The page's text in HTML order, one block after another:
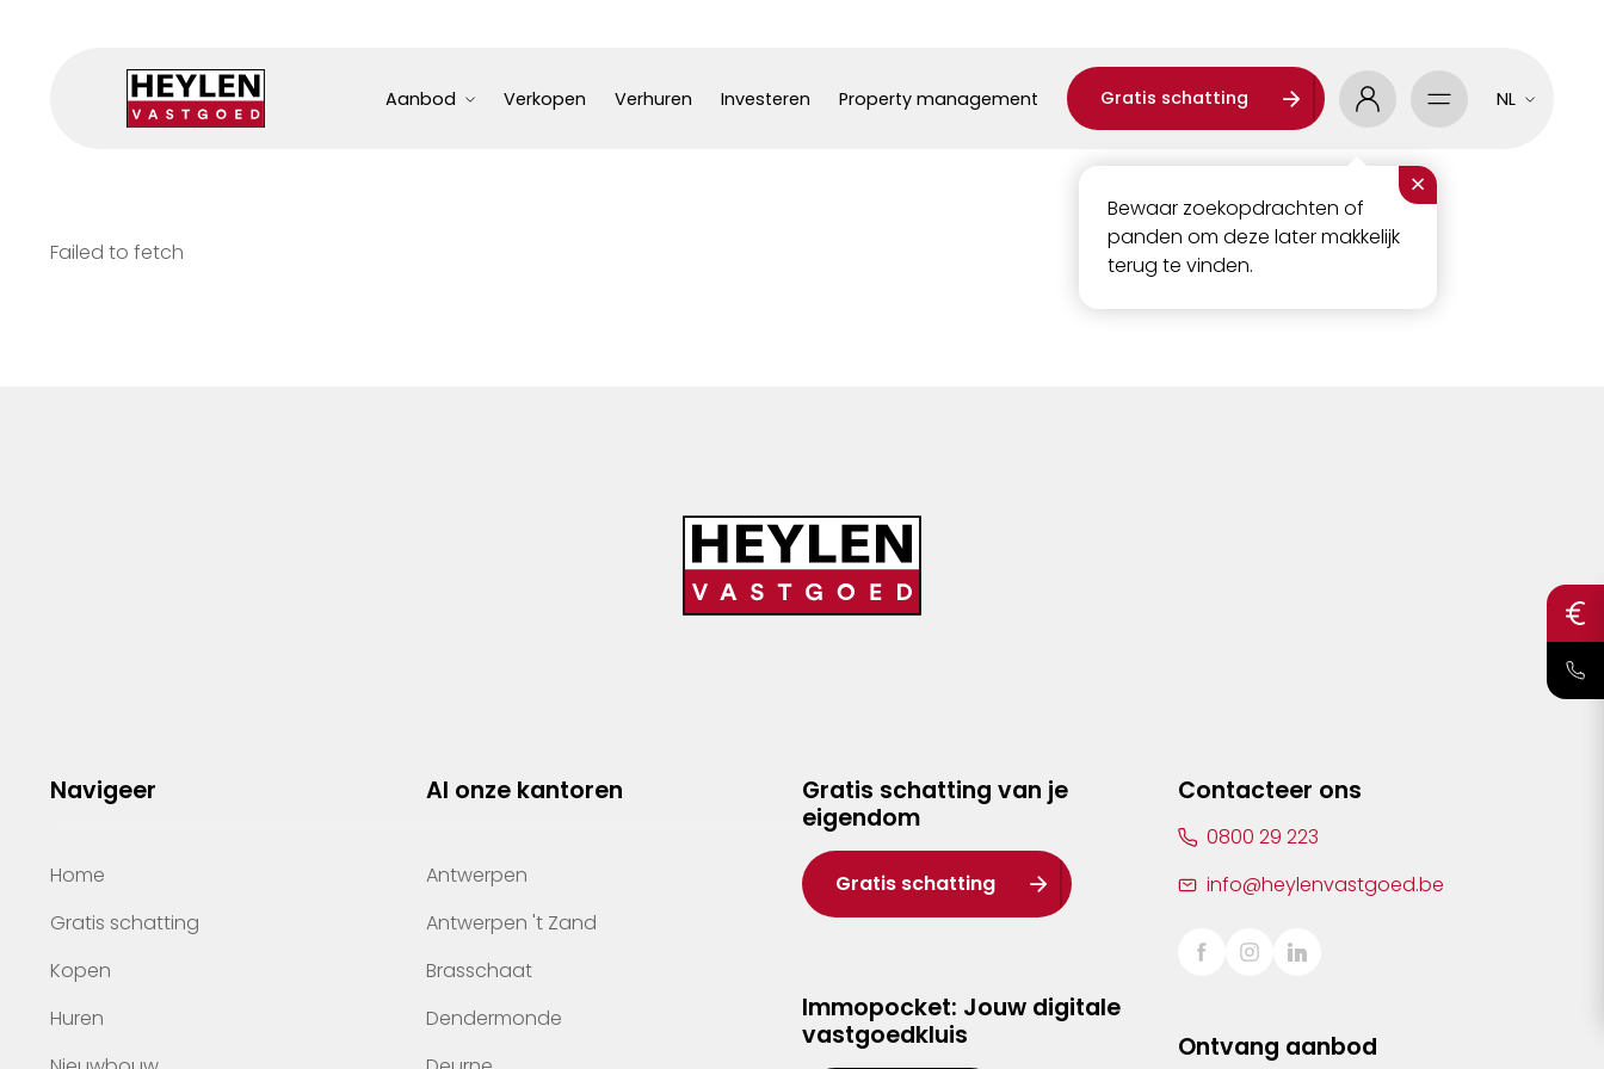
Aanbod Verkopen Verhuren Investeren Property management Gratis schatting
×
Bewaar zoekopdrachten of
panden om deze later makkelijk
terug te vinden.
NL
Failed to fetch
Navigeer
Home
Gratis schatting
Kopen
Huren
Al onze kantoren
Antwerpen
Antwerpen 't Zand
Brasschaat
Dendermonde
Gratis schatting van je
eigendom
Gratis schatting
Immopocket: Jouw digitale
vastgoedkluis
Contacteer ons
0800 29 223
info@heylenvastgoed.be
Ontvang aanbod